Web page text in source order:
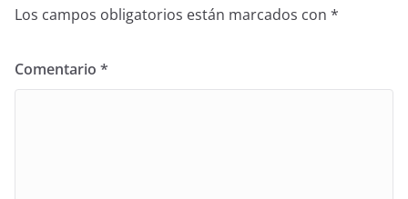
Los campos obligatorios están marcados con *
Comentario *